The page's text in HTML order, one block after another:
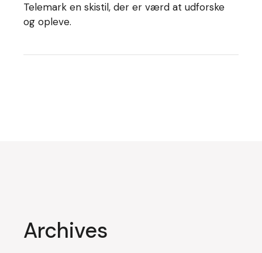
Telemark en skistil, der er værd at udforske
og opleve.
Archives